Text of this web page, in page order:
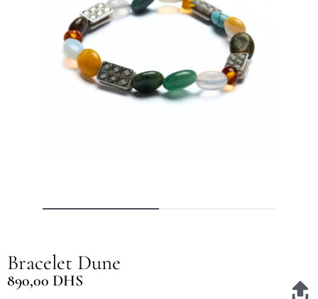
Bracelet Dune
890,00 DHS